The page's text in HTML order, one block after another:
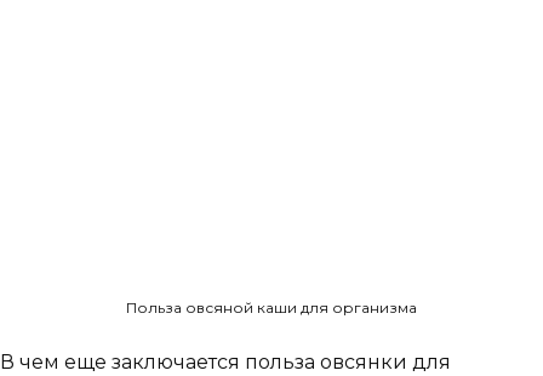
Польза овсяной каши для организма
В чем еще заключается польза овсянки для